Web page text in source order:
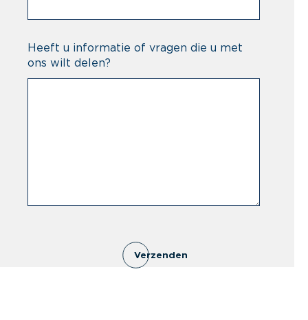
Heeft u informatie of vragen die u met
ons wilt delen?
Verzenden